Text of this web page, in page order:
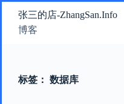
跳
过
内
张三的店-ZhangSan.Info
博客
标签： 数据库